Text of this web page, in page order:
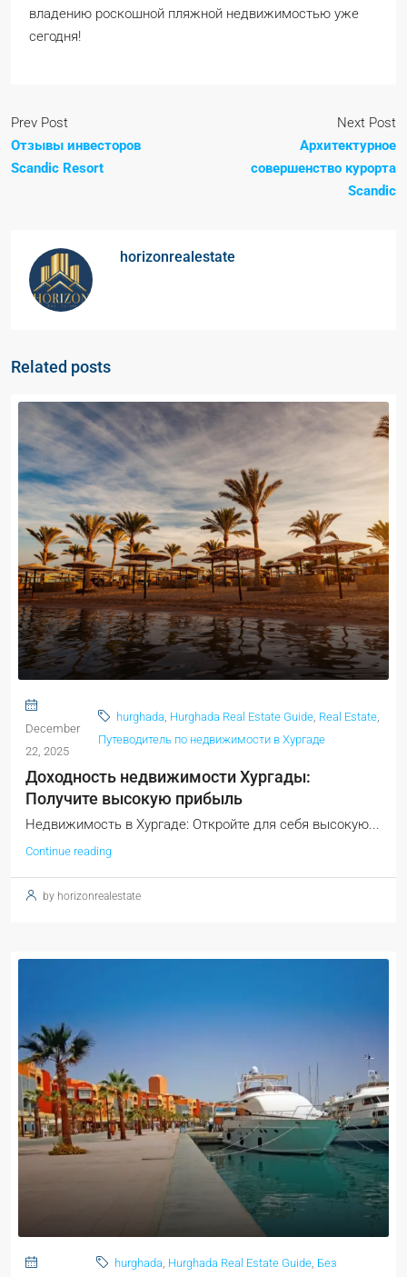
владению роскошной пляжной недвижимостью уже
сегодня!
Prev Post
Отзывы инвесторов
Scandic Resort
Next Post
Архитектурное
совершенство курорта
Scandic
horizonrealestate
Related posts
December
22, 2025
hurghada, Hurghada Real Estate Guide, Real Estate,
Путеводитель по недвижимости в Хургаде
Доходность недвижимости Хургады:
Получите высокую прибыль
Недвижимость в Хургаде: Откройте для себя высокую...
Continue reading
by horizonrealestate
hurghada Hurghada Real Estate Guide Без